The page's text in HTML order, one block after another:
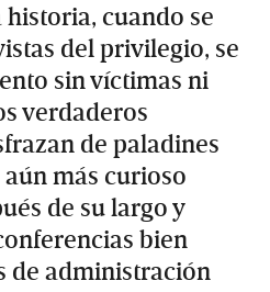
cuando se
del privilegio, se
sin víctimas ni
verdaderos
de paladines
más curioso
de su largo y
bien
de administración